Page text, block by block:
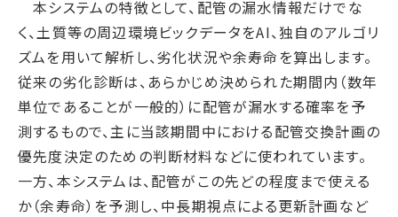
GRIスタンダード対照表
統合報告書ダウンロード
本システムの特徴として、配管の漏水情報だけでな
く、土質等の周辺環境ビックデータをAI、独自のアルゴリ
ズムを用いて解析し、劣化状況や余寿命を算出します。
従来の劣化診断は、あらかじめ決められた期間内（数年
単位であることが一般的）に配管が漏水する確率を予
測するもので、主に当該期間中における配管交換計画の
優先度決定のための判断材料などに使われています。
一方、本システムは、配管がこの先どの程度まで使える
か（余寿命）を予測し、中長期視点による更新計画など